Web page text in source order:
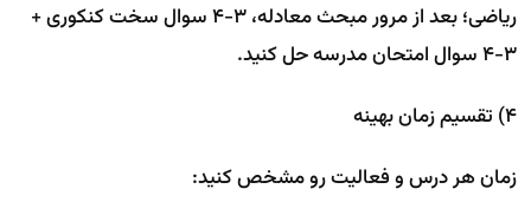
ریاضی؛ بعد از مرور مبحث معادله، ۳-۴ سوال سخت کنکوری +
۳-۴ سوال امتحان مدرسه حل کنید.
۴) تقسیم زمان بهینه
زمان هر درس و فعالیت رو مشخص کنید: